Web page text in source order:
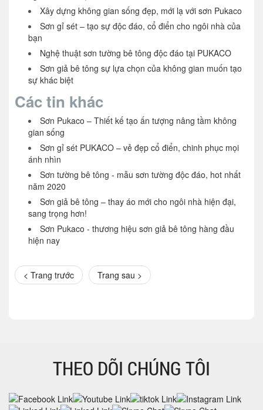
Xây dựng không gian sống đẹp, mới lạ với sơn Pukaco
Sơn gỉ sét – tạo sự độc đáo, cổ điển cho ngôi nhà của
bạn
Nghệ thuật sơn tường bê tông độc đáo tại PUKACO
Sơn giả bê tông sự lựa chọn của không gian muốn tạo
sự khác biệt
Các tin khác
Sơn Pukaco – Thiết kế tạo ấn tượng nâng tầm không
gian sống
Sơn gỉ sét PUKACO – vẻ đẹp cổ điển, chinh phục mọi
ánh nhìn
Sơn tường bê tông - mẫu sơn tường độc đáo, hot nhất
năm 2020
Sơn giả bê tông – thay áo mới cho ngôi nhà hiện đại,
sang trọng hơn!
Sơn Pukaco - thương hiệu sơn giả bê tông hàng đầu
hiện nay
< Trang trước Trang sau >
THEO DÕI CHÚNG TÔI